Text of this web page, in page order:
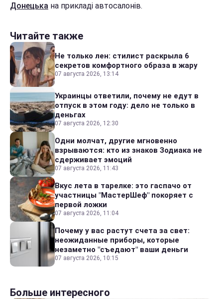
Донецька на прикладі автосалонів.
Читайте также
Не только лен: стилист раскрыла 6
секретов комфортного образа в жару
07 августа 2026, 13:14
Украинцы ответили, почему не едут в
отпуск в этом году: дело не только в
деньгах
07 августа 2026, 12:30
Одни молчат, другие мгновенно
взрываются: кто из знаков Зодиака не
сдерживает эмоций
07 августа 2026, 11:43
Вкус лета в тарелке: это гаспачо от
участницы "МастерШеф" покоряет с
первой ложки
07 августа 2026, 11:04
Почему у вас растут счета за свет:
неожиданные приборы, которые
незаметно "съедают" ваши деньги
07 августа 2026, 10:15
Больше интересного